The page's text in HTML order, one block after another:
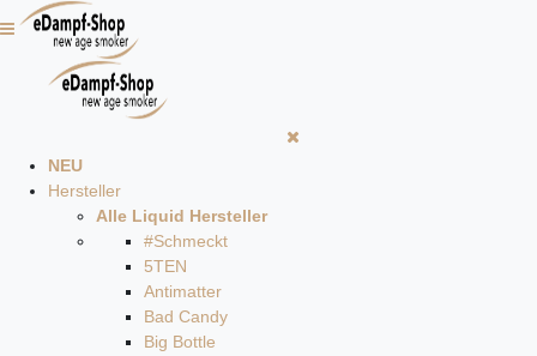
NEU
Hersteller
Alle Liquid Hersteller
#Schmeckt
5TEN
Antimatter
Bad Candy
Big Bottle